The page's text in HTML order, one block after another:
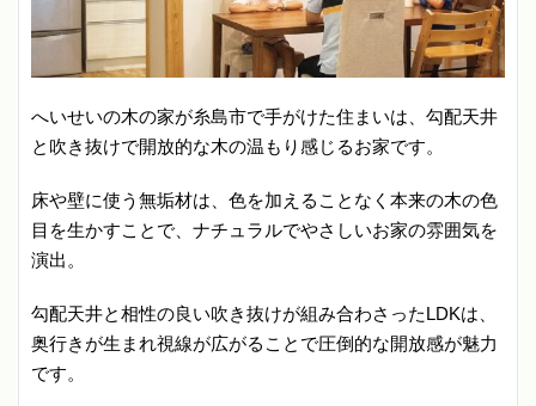
へいせいの木の家が糸島市で手がけた住まいは、勾配天井
と吹き抜けで開放的な木の温もり感じるお家です。
床や壁に使う無垢材は、色を加えることなく本来の木の色
目を生かすことで、ナチュラルでやさしいお家の雰囲気を
演出。
勾配天井と相性の良い吹き抜けが組み合わさったLDKは、
奥行きが生まれ視線が広がることで圧倒的な開放感が魅力
です。